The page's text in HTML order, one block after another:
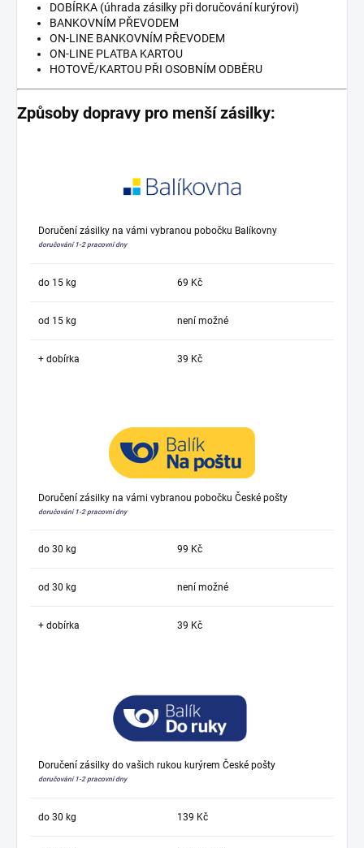
DOBÍRKA (úhrada zásilky při doručování kurýrovi)
BANKOVNÍM PŘEVODEM
ON-LINE BANKOVNÍM PŘEVODEM
ON-LINE PLATBA KARTOU
HOTOVĚ/KARTOU PŘI OSOBNÍM ODBĚRU
Způsoby dopravy pro menší zásilky:
Doručení zásilky na vámi vybranou pobočku Balíkovny
doručování 1-2 pracovní dny
do 15 kg 69 Kč
od 15 kg není možné
+ dobírka 39 Kč
Doručení zásilky na vámi vybranou pobočku České pošty
doručování 1-2 pracovní dny
do 30 kg 99 Kč
od 30 kg není možné
+ dobírka 39 Kč
Doručení zásilky do vašich rukou kurýrem České pošty
doručování 1-2 pracovní dny
do 30 kg 139 Kč